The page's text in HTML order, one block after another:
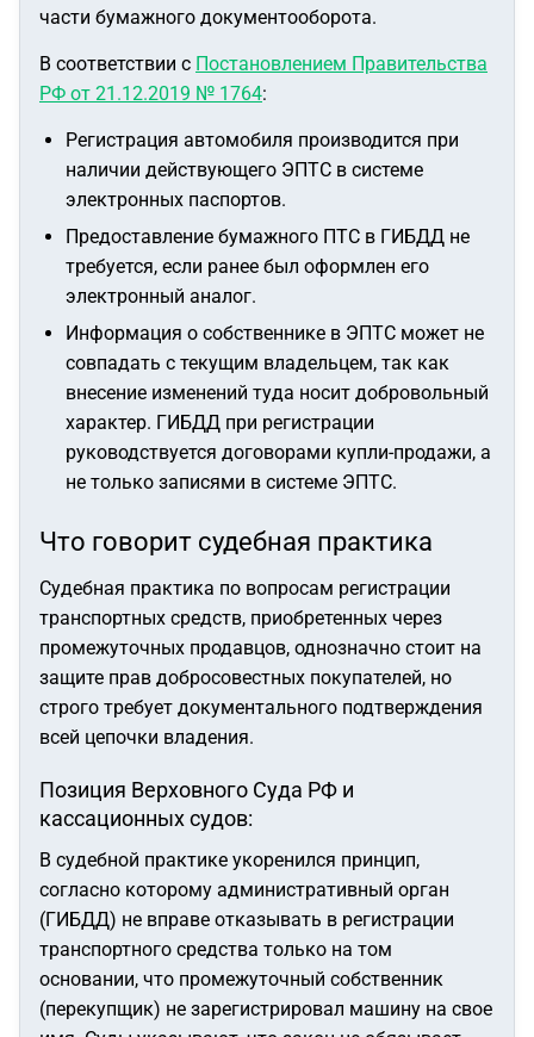
части бумажного документооборота.
В соответствии с Постановлением Правительства
РФ от 21.12.2019 № 1764:
Регистрация автомобиля производится при
наличии действующего ЭПТС в системе
электронных паспортов.
Предоставление бумажного ПТС в ГИБДД не
требуется, если ранее был оформлен его
электронный аналог.
Информация о собственнике в ЭПТС может не
совпадать с текущим владельцем, так как
внесение изменений туда носит добровольный
характер. ГИБДД при регистрации
руководствуется договорами купли-продажи, а
не только записями в системе ЭПТС.
Что говорит судебная практика
Судебная практика по вопросам регистрации
транспортных средств, приобретенных через
промежуточных продавцов, однозначно стоит на
защите прав добросовестных покупателей, но
строго требует документального подтверждения
всей цепочки владения.
Позиция Верховного Суда РФ и
кассационных судов:
В судебной практике укоренился принцип,
согласно которому административный орган
(ГИБДД) не вправе отказывать в регистрации
транспортного средства только на том
основании, что промежуточный собственник
(перекупщик) не зарегистрировал машину на свое